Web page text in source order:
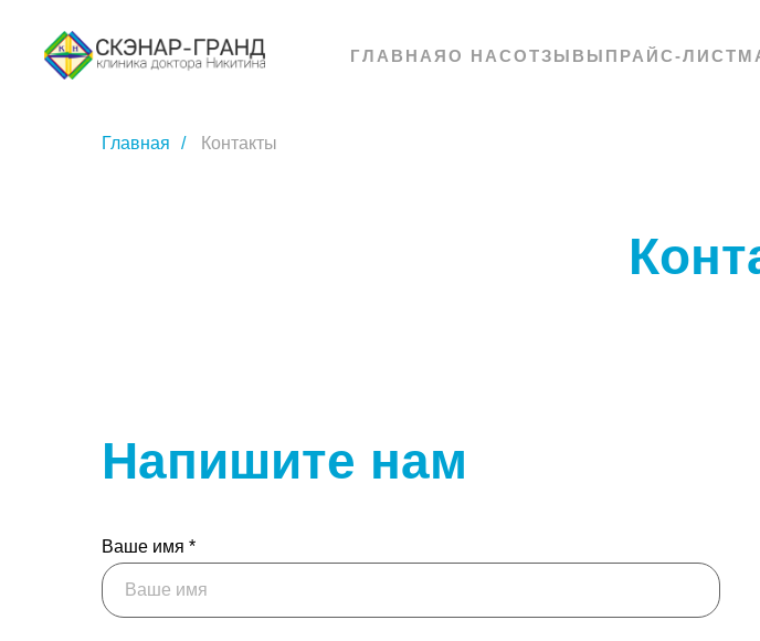
ГЛАВНАЯО НАСОТЗЫВЫ ПРАЙС-ЛИСТ
Главная / Контакты
Ваше имя *
Напишите нам